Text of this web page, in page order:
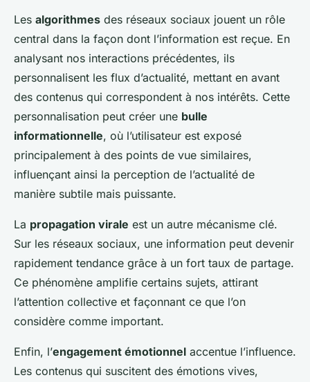
Les algorithmes des réseaux sociaux jouent un rôle
central dans la façon dont l’information est reçue. En
analysant nos interactions précédentes, ils
personnalisent les flux d’actualité, mettant en avant
des contenus qui correspondent à nos intérêts. Cette
personnalisation peut créer une bulle
informationnelle, où l’utilisateur est exposé
principalement à des points de vue similaires,
influençant ainsi la perception de l’actualité de
manière subtile mais puissante.
La propagation virale est un autre mécanisme clé.
Sur les réseaux sociaux, une information peut devenir
rapidement tendance grâce à un fort taux de partage.
Ce phénomène amplifie certains sujets, attirant
l’attention collective et façonnant ce que l’on
considère comme important.
Enfin, l’engagement émotionnel accentue l’influence.
Les contenus qui suscitent des émotions vives,